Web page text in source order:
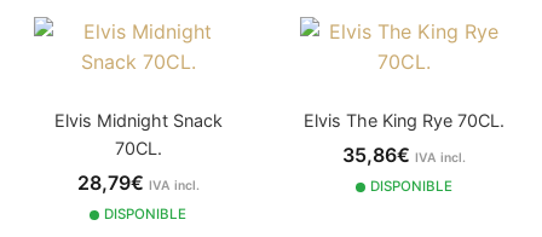
Elvis Midnight Snack
70CL.
28,79€ IVA incl.
DISPONIBLE
Elvis The King Rye 70CL.
35,86€ IVA incl.
DISPONIBLE